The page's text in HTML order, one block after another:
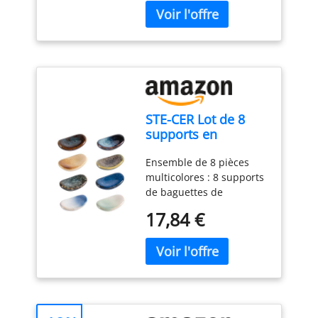
même pour les
débutants en baguettes.
de 4,5 mm d'épaisseur
sont difficiles à tenir.
QU'EST-CE QUE
GENROKU ? Genroku 元禄
est une ère japonaise de
1688 à 1704, l'âge d'or de
la période Edo. La
"baguettes Genroku" est
qu'il y a une rainure au
milieu, ce qui facilite la
séparation et l'utilisation.
coffret cadeau parfait
pour vos amis et
amoureux pour les
pendaison de
crémaillère, etc. 【Motif
Laser Unique】: Les
baguettes de haute
argenté vous mettent à
l'aise lorsque vous
l'utilisez.Les baguettes en
métal sont laser avec un
motif unique.Pas facile
de se décolorer après
une utilisation à long
d'acier inoxydable les
différent La gravure sur
différents motifs afin
d'avoir une humeur
différente lors de
porte-baguettes est
fabriqué en céramique
cuite à haute
température, ne contient
nocives et est écologique
et durable.
Conception
conception incurvée du
cadre pour baguettes
permet aux baguettes de
glisser en douceur et de
ne pas glisser facilement
STE-CER Lot de 8
supports en
baguettes, repose-
baguettes, cuillère,
couteau et
fourchette
(multicolore)
Ensemble de 8 pièces
multicolores : 8 supports
de baguettes de
revêtement de vernis
actif et processus de
production strict pour
créer ce lot de porte-
baguettes aux couleurs
17,84 €